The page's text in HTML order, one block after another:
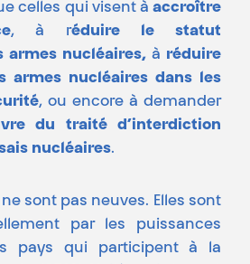
celles qui visent à accroître
, à réduire le statut
armes nucléaires, à réduire
armes nucléaires dans les
, ou encore à demander
du traité d’interdiction
nucléaires.
sont pas neuves. Elles sont
par les puissances
pays qui participent à la